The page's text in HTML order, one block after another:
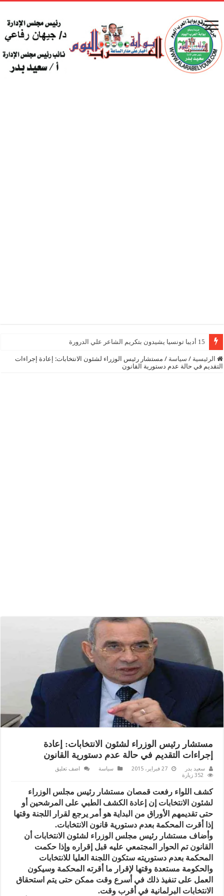
15 أديبا تونسيا يشيدون بتكريم الشاعر علي الدرورة
الرئيسية / سياسة / مستشار رئيس الوزراء لشئون الانتخابات: إعادة إجراءات
التقديم في حالة عدم دستورية القانون
مستشار رئيس الوزراء لشئون الانتخابات: إعادة
إجراءات التقديم في حالة عدم دستورية القانون
سعيد بدر 27 فبراير، 2015 سياسة
اضف تعليق
352 زيارة
كشف اللواء رفعت قمصان مستشار رئيس مجلس الوزراء
لشئون الانتخابات إن إعادة الكشف الطبي على المرشحين أو
حتى تقديمهم الأوراق من البداية هو أمر يرجع لقرار اللجنة وقتها
إذا أقرت المحكمة بعدم دستورية قانون الانتخابات.
وأضاف مستشار رئيس مجلس الوزراء لشئون الانتخابات أن
القانون تم الحوار المجتمعي عليه قبل إقراره وإذا حكمت
المحكمة بعدم دستوريته ستكون اللجنة العليا للانتخابات
والحكومة مستعدة وقتها لإقرار ما أقرته المحكمة وسيكون
العمل على تنفيذ ذلك في أسرع وقت ممكن حتى يتم استحقاق
الانتخابات البرلمانية في أقرب وقت.